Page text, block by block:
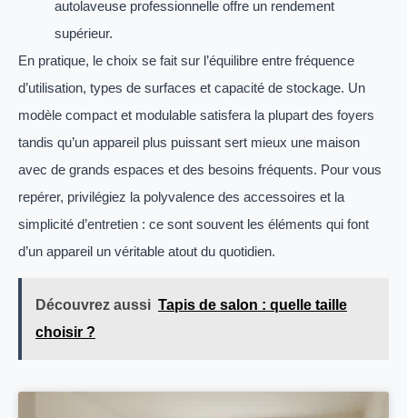
autolaveuse professionnelle offre un rendement
supérieur.
En pratique, le choix se fait sur l’équilibre entre fréquence
d’utilisation, types de surfaces et capacité de stockage. Un
modèle compact et modulable satisfera la plupart des foyers
tandis qu’un appareil plus puissant sert mieux une maison
avec de grands espaces et des besoins fréquents. Pour vous
repérer, privilégiez la polyvalence des accessoires et la
simplicité d’entretien : ce sont souvent les éléments qui font
d’un appareil un véritable atout du quotidien.
Découvrez aussi Tapis de salon : quelle taille
choisir ?